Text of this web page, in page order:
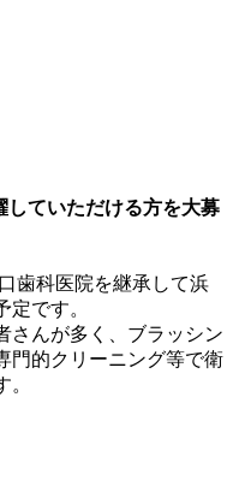
していただける方を大募
歯科医院を継承して浜
です。
さんが多く、ブラッシン
門的クリーニング等で衛